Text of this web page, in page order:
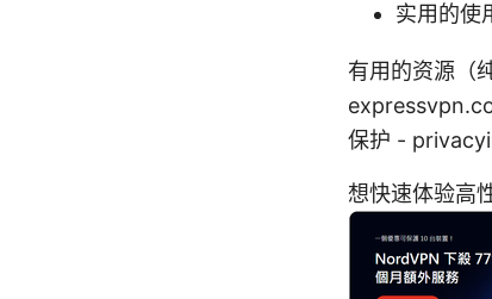
实用的使
有用的资源（
保护 -
想快速体验高